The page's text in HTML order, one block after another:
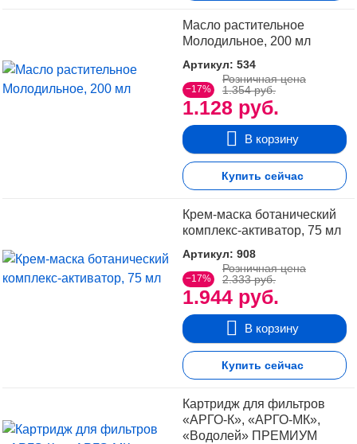
Масло растительное
Молодильное, 200 мл
Артикул: 534
−17%
1.128 руб.
Розничная цена
1.354 руб.
В корзину
Купить сейчас
Крем-маска ботанический
комплекс-активатор, 75 мл
Артикул: 908
−17%
1.944 руб.
Розничная цена
2.333 руб.
В корзину
Купить сейчас
Картридж для фильтров
«АРГО-К», «АРГО-МК»,
«Водолей» ПРЕМИУМ